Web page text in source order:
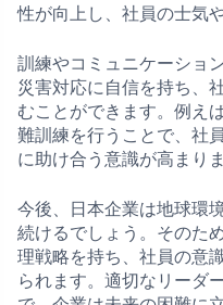
性が向上し、社員の士気
訓練やコミュニケーショ
災害対応に自信を持ち、
むことができます。例え
難訓練を行うことで、社
に助け合う意識が高まりま
今後、日本企業は地球環
続けるでしょう。そのた
理戦略を持ち、社員の意
られます。適切なリーダ